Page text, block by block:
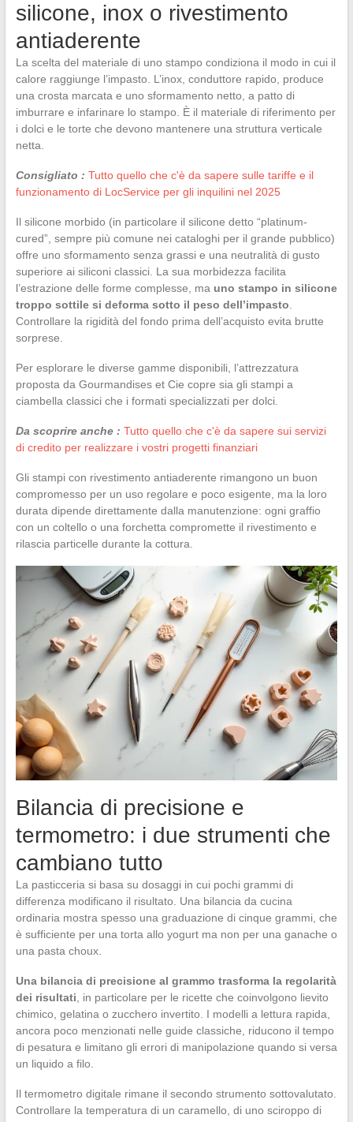
silicone, inox o rivestimento
antiaderente
La scelta del materiale di uno stampo condiziona il modo in cui il
calore raggiunge l’impasto. L’inox, conduttore rapido, produce
una crosta marcata e uno sformamento netto, a patto di
imburrare e infarinare lo stampo. È il materiale di riferimento per
i dolci e le torte che devono mantenere una struttura verticale
netta.
Consigliato : Tutto quello che c'è da sapere sulle tariffe e il
funzionamento di LocService per gli inquilini nel 2025
Il silicone morbido (in particolare il silicone detto “platinum-
cured”, sempre più comune nei cataloghi per il grande pubblico)
offre uno sformamento senza grassi e una neutralità di gusto
superiore ai siliconi classici. La sua morbidezza facilita
l’estrazione delle forme complesse, ma uno stampo in silicone
troppo sottile si deforma sotto il peso dell’impasto
Controllare la rigidità del fondo prima dell’acquisto evita brutte
sorprese.
Per esplorare le diverse gamme disponibili, l’attrezzatura
proposta da Gourmandises et Cie copre sia gli stampi a
ciambella classici che i formati specializzati per dolci.
Da scoprire anche : Tutto quello che c'è da sapere sui servizi
di credito per realizzare i vostri progetti finanziari
Gli stampi con rivestimento antiaderente rimangono un buon
compromesso per un uso regolare e poco esigente, ma la loro
durata dipende direttamente dalla manutenzione: ogni graffio
con un coltello o una forchetta compromette il rivestimento e
rilascia particelle durante la cottura.
Bilancia di precisione e
termometro: i due strumenti che
cambiano tutto
La pasticceria si basa su dosaggi in cui pochi grammi di
differenza modificano il risultato. Una bilancia da cucina
ordinaria mostra spesso una graduazione di cinque grammi, che
è sufficiente per una torta allo yogurt ma non per una ganache o
una pasta choux.
Una bilancia di precisione al grammo trasforma la regolarità
dei risultati, in particolare per le ricette che coinvolgono lievito
chimico, gelatina o zucchero invertito. I modelli a lettura rapida,
ancora poco menzionati nelle guide classiche, riducono il tempo
di pesatura e limitano gli errori di manipolazione quando si versa
un liquido a filo.
Il termometro digitale rimane il secondo strumento sottovalutato.
Controllare la temperatura di un caramello, di uno sciroppo di